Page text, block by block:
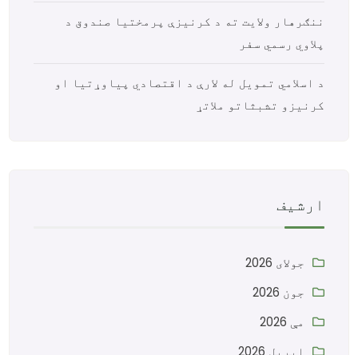
ننګرهار ولایت ته د کرنیزې پرمختیا صندوق د
پلاوي رسمي سفر
د اسلامي تمویل له لارې د اقتصادي پیاوړتیا او
کرنیزو تشبثاتو ملاتړ
ارشیف
جولای 2026
جون 2026
مې 2026
اپریل 2026